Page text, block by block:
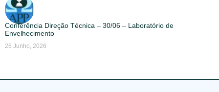
Conferência Direção Técnica – 30/06 – Laboratório de
Envelhecimento
26 Junho, 2026